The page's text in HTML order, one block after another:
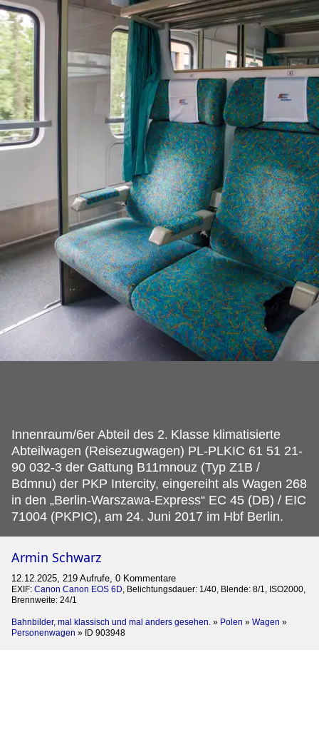
Innenraum/6er Abteil des 2. Klasse klimatisierte
Abteilwagen (Reisezugwagen) PL-PLKIC 61 51 21-
90 032-3 der Gattung B11mnouz (Typ Z1B /
Bdmnu) der PKP Intercity, eingereiht als Wagen 268
in den „Berlin-Warszawa-Express“ EC 45 (DB) / EIC
71004 (PKPIC), am 24. Juni 2017 im Hbf Berlin.
Armin Schwarz
12.12.2025, 219 Aufrufe, 0 Kommentare
EXIF: Canon Canon EOS 6D, Belichtungsdauer: 1/40, Blende: 8/1, ISO2000,
Brennweite: 24/1
Bahnbilder, mal klassisch und mal anders gesehen. » Polen » Wagen »
Personenwagen » ID 903948